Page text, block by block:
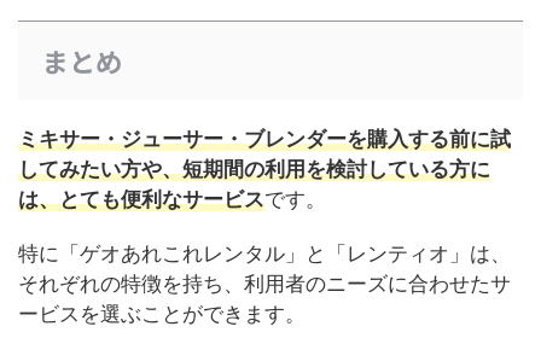
まとめ
ミキサー・ジューサー・ブレンダーを購入する前に試
してみたい方や、短期間の利用を検討している方に
は、とても便利なサービスです。
特に「ゲオあれこれレンタル」と「レンティオ」は、
それぞれの特徴を持ち、利用者のニーズに合わせたサ
ービスを選ぶことができます。